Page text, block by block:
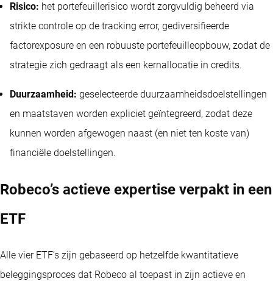
Risico: het portefeuillerisico wordt zorgvuldig beheerd via
strikte controle op de tracking error, gediversifieerde
factorexposure en een robuuste portefeuilleopbouw, zodat de
strategie zich gedraagt als een kernallocatie in credits.
Duurzaamheid: geselecteerde duurzaamheidsdoelstellingen
en maatstaven worden expliciet geïntegreerd, zodat deze
kunnen worden afgewogen naast (en niet ten koste van)
financiële doelstellingen.
Robeco’s actieve expertise verpakt in een
ETF
Alle vier ETF’s zijn gebaseerd op hetzelfde kwantitatieve
beleggingsproces dat Robeco al toepast in zijn actieve en